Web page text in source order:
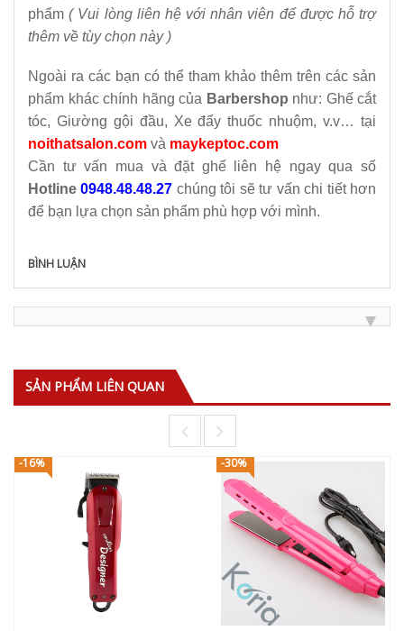
phẩm( Vui lòng liên hệ với nhân viên để được hỗ trợ
thêm về tùy chọn này )
Ngoài ra các bạn có thể tham khảo thêm trên các sản
phẩm khác chính hãng của Barbershop như: Ghế cắt
tóc, Giường gội đầu, Xe đẩy thuốc nhuộm, v.v… tại
noithatsalon.com và maykeptoc.com
Cần tư vấn mua và đặt ghế liên hệ ngay qua số
Hotline0948.48.48.27 chúng tôi sẽ tư vấn chi tiết hơn
để bạn lựa chọn sản phẩm phù hợp với mình.
BÌNH LUẬN
SẢN PHẨM LIÊN QUAN
-16% -30%